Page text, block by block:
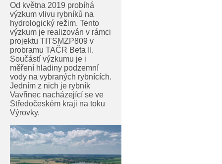
Od května 2019 probíhá
výzkum vlivu rybníků na
hydrologický režim. Tento
výzkum je realizován v rámci
projektu TITSMZP809 v
probramu TAČR Beta II.
Součástí výzkumu je i
měření hladiny podzemní
vody na vybraných rybnících.
Jedním z nich je rybník
Vavřinec nacházející se ve
Středočeském kraji na toku
Výrovky.